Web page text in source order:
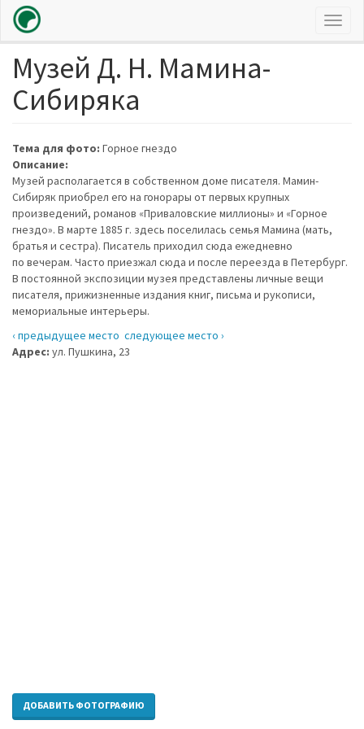
Перейти
основному
содержанию
Музей Д. Н. Мамина-
Сибиряка
Тема для фото: Горное гнездо
Описание:
Музей располагается в собственном доме писателя. Мамин-
Сибиряк приобрел его на гонорары от первых крупных
произведений, романов «Приваловские миллионы» и «Горное
гнездо». В марте 1885 г. здесь поселилась семья Мамина (мать,
братья и сестра). Писатель приходил сюда ежедневно
по вечерам. Часто приезжал сюда и после переезда в Петербург.
В постоянной экспозиции музея представлены личные вещи
писателя, прижизненные издания книг, письма и рукописи,
мемориальные интерьеры.
‹ предыдущее место следующее место ›
Адрес: ул. Пушкина, 23
ДОБАВИТЬ ФОТОГРАФИЮ